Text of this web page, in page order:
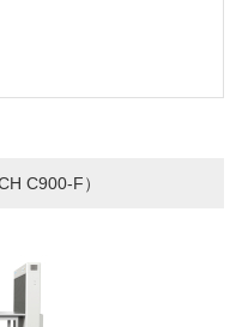
C900-F）